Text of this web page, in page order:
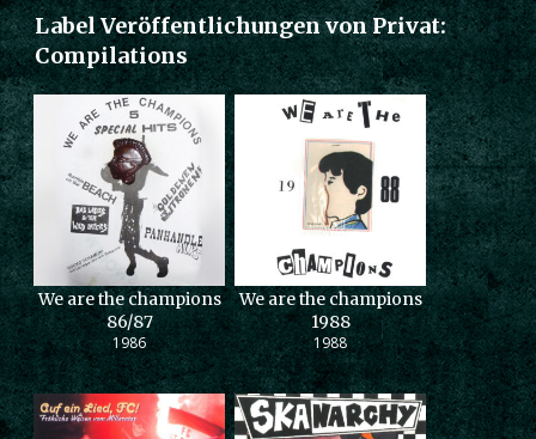
Label Veröffentlichungen von Privat:
Compilations
We are the champions
86/87
1986
We are the champions
1988
1988